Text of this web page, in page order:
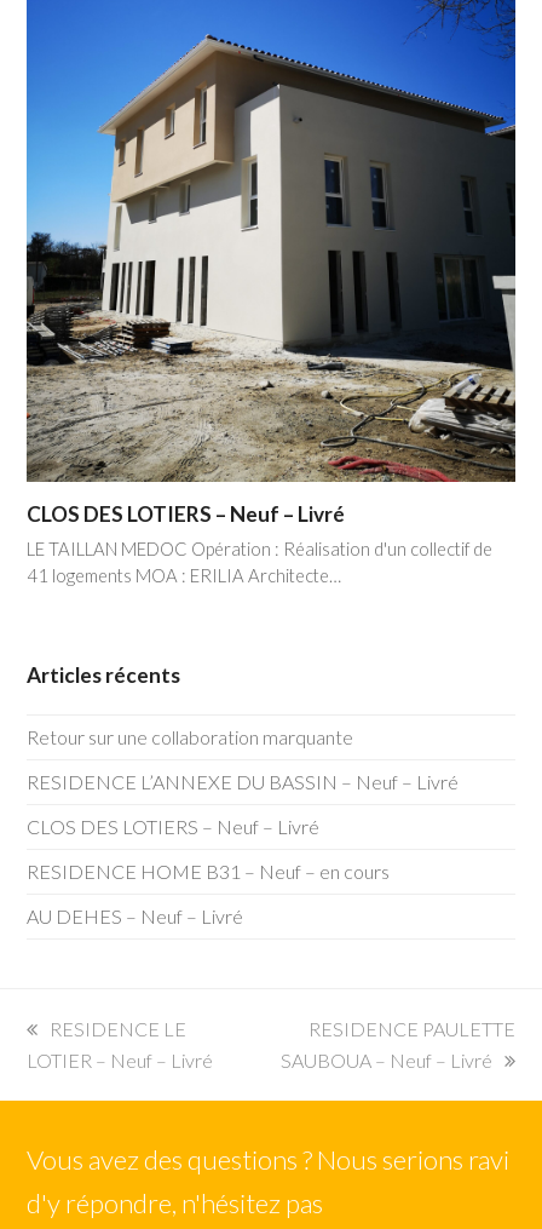
CLOS DES LOTIERS – Neuf – Livré
LE TAILLAN MEDOC Opération : Réalisation d'un collectif de
41 logements MOA : ERILIA Architecte…
Articles récents
Retour sur une collaboration marquante
RESIDENCE L’ANNEXE DU BASSIN – Neuf – Livré
CLOS DES LOTIERS – Neuf – Livré
RESIDENCE HOME B31 – Neuf – en cours
AU DEHES – Neuf – Livré
previous
post:
RESIDENCE LE
LOTIER – Neuf – Livré
next
post:
RESIDENCE PAULETTE
SAUBOUA – Neuf – Livré
Vous avez des questions ? Nous serions ravi
d'y répondre, n'hésitez pas